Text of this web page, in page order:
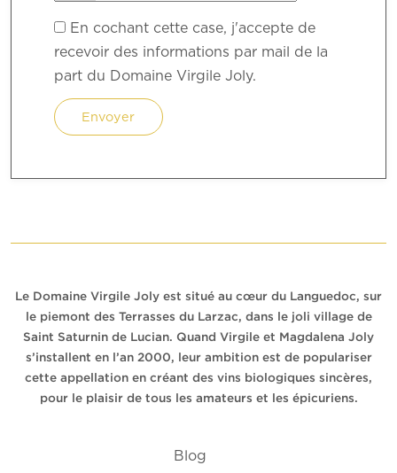
En cochant cette case, j'accepte de
recevoir des informations par mail de la
part du Domaine Virgile Joly.
Le Domaine Virgile Joly est situé au cœur du Languedoc, sur
le piemont des Terrasses du Larzac, dans le joli village de
Saint Saturnin de Lucian. Quand Virgile et Magdalena Joly
s’installent en l’an 2000, leur ambition est de populariser
cette appellation en créant des vins biologiques sincères,
pour le plaisir de tous les amateurs et les épicuriens.
Blog